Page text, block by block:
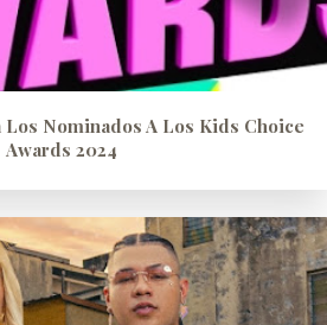
Nominados A Los Kids Choice
Awards 2024